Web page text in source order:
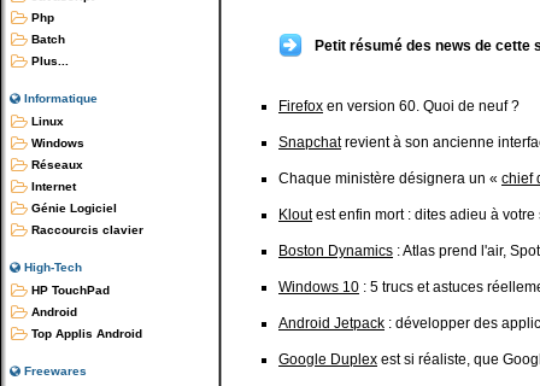
Php
Batch
Plus...
Informatique
Linux
Windows
Réseaux
Internet
Génie Logiciel
Raccourcis clavier
High-Tech
HP TouchPad
Android
Top Applis Android
Freewares
Petit résumé des news de cette
Firefox en version 60. Quoi de neuf ?
Snapchatrevient à son ancienne
Chaque ministère désignera un « chief
Kloutest enfin mort : dites adieu à votre
Boston Dynamics : Atlas prend l'air,
Windows 10 : 5 trucs et astuces
Android Jetpack : développer des
Google Duplex est si réaliste, que